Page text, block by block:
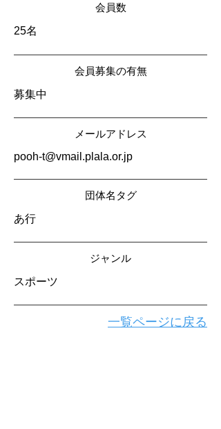
会員数
25名
会員募集の有無
募集中
メールアドレス
pooh-t@vmail.plala.or.jp
​団体名タグ
あ行
​ジャンル
スポーツ
一覧ページに戻る